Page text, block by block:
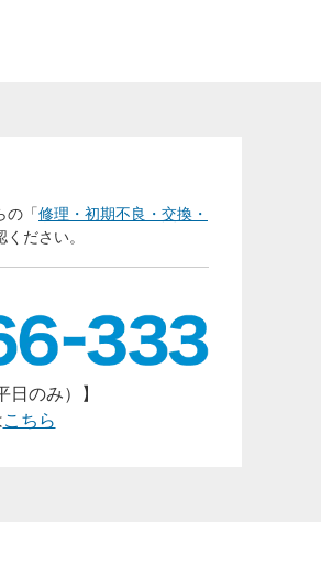
の「修理・初期不良・交換・
ださい。
日のみ）】
こちら